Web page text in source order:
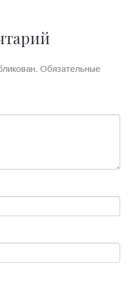
Обязательные